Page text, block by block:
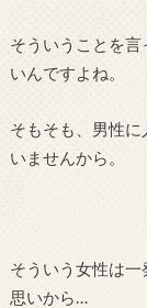
そういうことを
いんですよね。
そもそも、男性
いませんから。
そういう女性は一
思いから…